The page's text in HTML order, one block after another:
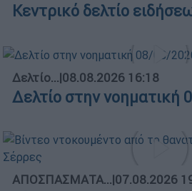
Κεντρικό δελτίο
Δελτίο...|08.08.2026 16:18
Δελτίο στην νοηματική
ΑΠΟΣΠΑΣΜΑΤΑ...|07.08.2026